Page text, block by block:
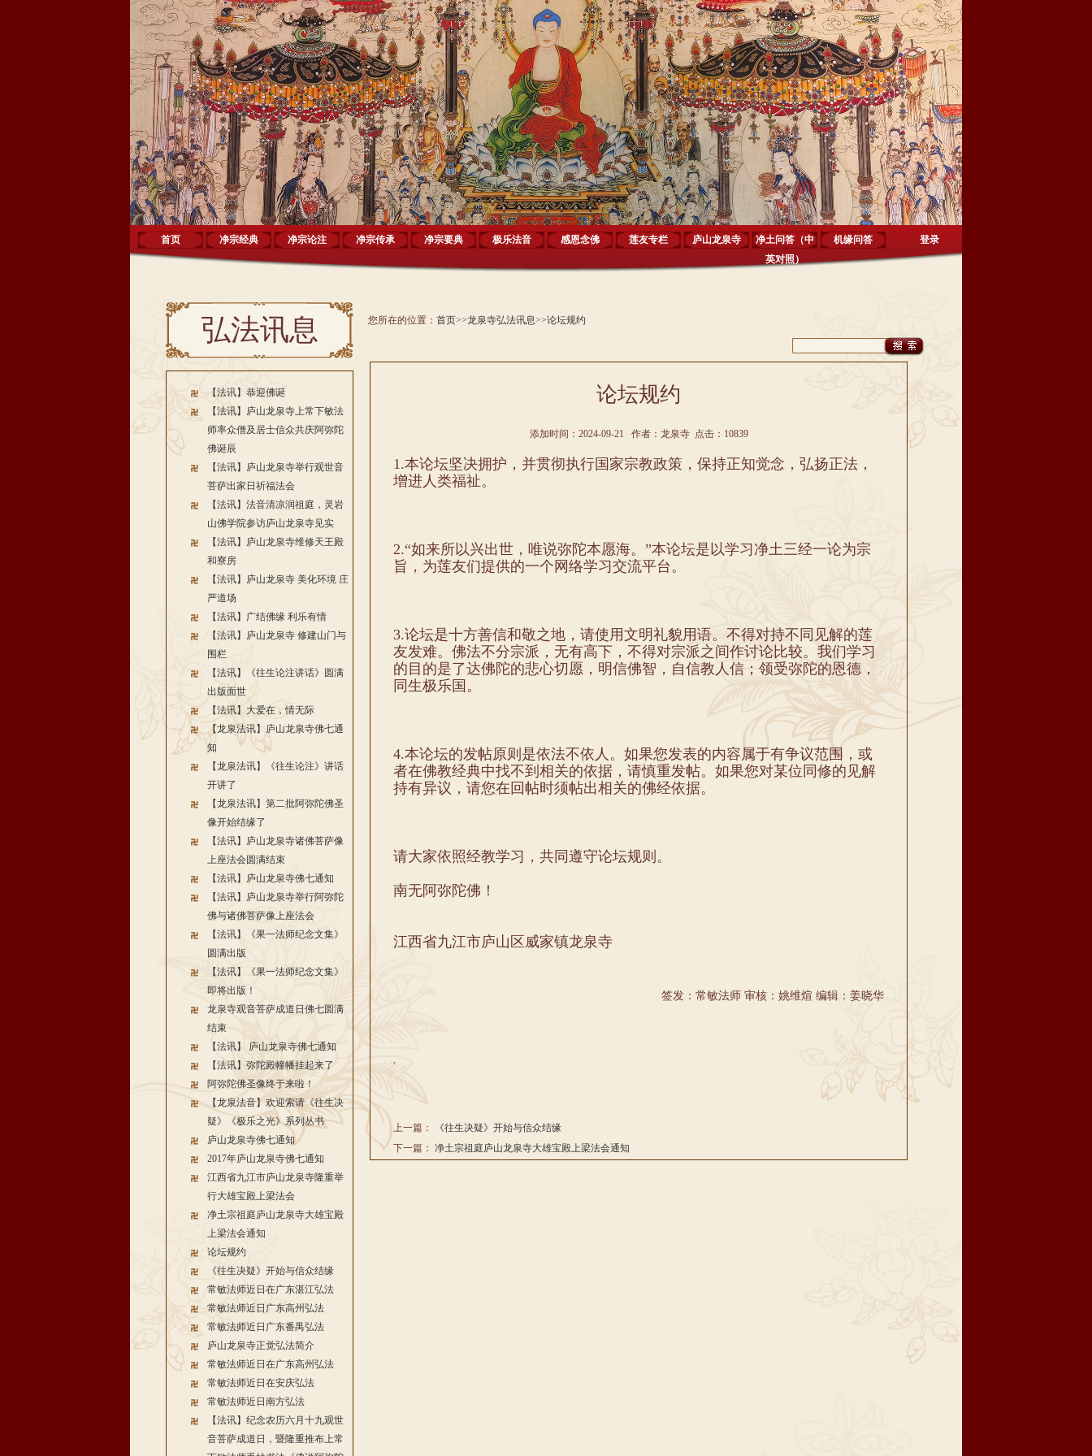
首页 净宗经典 净宗论注 净宗传承 净宗要典 极乐法音 感恩念佛 莲友专栏 庐山龙泉寺
净土问答（中
英对照）
机缘问答 登录
弘法讯息
【法讯】恭迎佛诞
【法讯】庐山龙泉寺上常下敏法
师率众僧及居士信众共庆阿弥陀
佛诞辰
【法讯】庐山龙泉寺举行观世音
菩萨出家日祈福法会
【法讯】法音清凉润祖庭，灵岩
山佛学院参访庐山龙泉寺见实
【法讯】庐山龙泉寺维修天王殿
和寮房
【法讯】庐山龙泉寺 美化环境 庄
严道场
【法讯】广结佛缘 利乐有情
【法讯】庐山龙泉寺 修建山门与
围栏
【法讯】《往生论注讲话》圆满
出版面世
【法讯】大爱在，情无际
【龙泉法讯】庐山龙泉寺佛七通
知
【龙泉法讯】《往生论注》讲话
开讲了
【龙泉法讯】第二批阿弥陀佛圣
像开始结缘了
【法讯】庐山龙泉寺诸佛菩萨像
上座法会圆满结束
【法讯】庐山龙泉寺佛七通知
【法讯】庐山龙泉寺举行阿弥陀
佛与诸佛菩萨像上座法会
【法讯】《果一法师纪念文集》
圆满出版
【法讯】《果一法师纪念文集》
即将出版！
龙泉寺观音菩萨成道日佛七圆满
结束
【法讯】 庐山龙泉寺佛七通知
【法讯】弥陀殿幢幡挂起来了
阿弥陀佛圣像终于来啦！
【龙泉法音】欢迎索请《往生决
疑》《极乐之光》系列丛书
庐山龙泉寺佛七通知
2017年庐山龙泉寺佛七通知
江西省九江市庐山龙泉寺隆重举
行大雄宝殿上梁法会
净土宗祖庭庐山龙泉寺大雄宝殿
上梁法会通知
论坛规约
《往生决疑》开始与信众结缘
常敏法师近日在广东湛江弘法
常敏法师近日广东高州弘法
常敏法师近日广东番禺弘法
庐山龙泉寺正觉弘法简介
常敏法师近日在广东高州弘法
常敏法师近日在安庆弘法
常敏法师近日南方弘法
【法讯】纪念农历六月十九观世
音菩萨成道日，暨隆重推布上常
您所在的位置： 首页>>龙泉寺弘法讯息>>论坛规约
论坛规约
添加时间：2024-09-21 作者：龙泉寺 点击：10839
1.本论坛坚决拥护，并贯彻执行国家宗教政策，保持正知觉念，弘扬正法，
增进人类福祉。
2.“如来所以兴出世，唯说弥陀本愿海。”本论坛是以学习净土三经一论为宗
旨，为莲友们提供的一个网络学习交流平台。
3.论坛是十方善信和敬之地，请使用文明礼貌用语。不得对持不同见解的莲
友发难。佛法不分宗派，无有高下，不得对宗派之间作讨论比较。我们学习
的目的是了达佛陀的悲心切愿，明信佛智，自信教人信；领受弥陀的恩德，
同生极乐国。
4.本论坛的发帖原则是依法不依人。如果您发表的内容属于有争议范围，或
者在佛教经典中找不到相关的依据，请慎重发帖。如果您对某位同修的见解
持有异议，请您在回帖时须帖出相关的佛经依据。
请大家依照经教学习，共同遵守论坛规则。
南无阿弥陀佛！
江西省九江市庐山区威家镇龙泉寺
签发：常敏法师 审核：姚维煊 编辑：姜晓华
'
上一篇：
《往生决疑》开始与信众结缘
下一篇： 净土宗祖庭庐山龙泉寺大雄宝殿上梁法会通知